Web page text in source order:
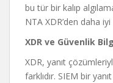
bu tür bir kalıp
NTA XDR’den daha
XDR ve Güvenlik
XDR, yanıt
farklıdır. SIEM bir